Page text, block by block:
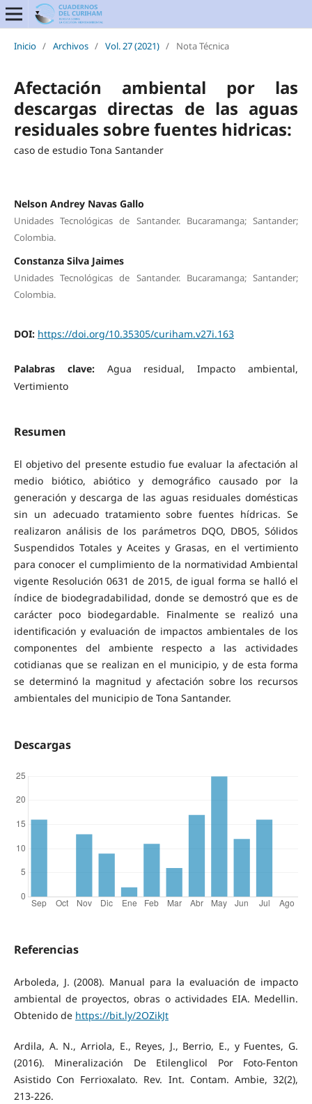
Inicio / Archivos / Vol. 27 (2021) / Nota Técnica
Afectación ambiental por las
descargas directas de las aguas
residuales sobre fuentes hidricas:
caso de estudio Tona Santander
Nelson Andrey Navas Gallo
Unidades Tecnológicas de Santander. Bucaramanga; Santander;
Colombia.
Constanza Silva Jaimes
Unidades Tecnológicas de Santander. Bucaramanga; Santander;
Colombia.
DOI: https://doi.org/10.35305/curiham.v27i.163
Palabras clave: Agua residual, Impacto ambiental,
Vertimiento
Resumen
El objetivo del presente estudio fue evaluar la afectación al
medio biótico, abiótico y demográfico causado por la
generación y descarga de las aguas residuales domésticas
sin un adecuado tratamiento sobre fuentes hídricas. Se
realizaron análisis de los parámetros DQO, DBO5, Sólidos
Suspendidos Totales y Aceites y Grasas, en el vertimiento
para conocer el cumplimiento de la normatividad Ambiental
vigente Resolución 0631 de 2015, de igual forma se halló el
índice de biodegradabilidad, donde se demostró que es de
carácter poco biodegardable. Finalmente se realizó una
identificación y evaluación de impactos ambientales de los
componentes del ambiente respecto a las actividades
cotidianas que se realizan en el municipio, y de esta forma
se determinó la magnitud y afectación sobre los recursos
ambientales del municipio de Tona Santander.
Descargas
Referencias
Arboleda, J. (2008). Manual para la evaluación de impacto
ambiental de proyectos, obras o actividades EIA. Medellin.
Obtenido de https://bit.ly/2OZikJt
Ardila, A. N., Arriola, E., Reyes, J., Berrio, E., y Fuentes, G.
(2016). Mineralización De Etilenglicol Por Foto-Fenton
Asistido Con Ferrioxalato. Rev. Int. Contam. Ambie, 32(2),
213-226.